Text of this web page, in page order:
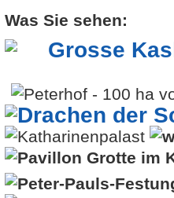
Was Sie sehen: